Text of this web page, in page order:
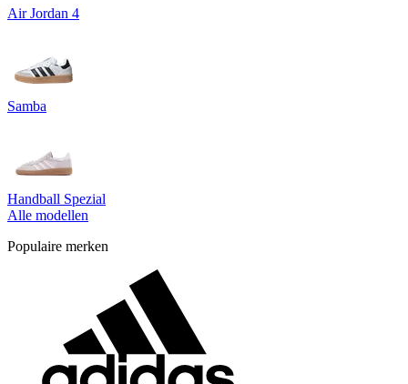
Air Jordan 4
Samba
Handball Spezial
Alle modellen
Populaire merken